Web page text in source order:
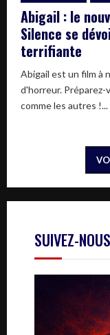
Abigail : le
Silence se
terrifiante
Abigail est un film à
d'horreur.
comme les autres !...
SUIVEZ-NOUS